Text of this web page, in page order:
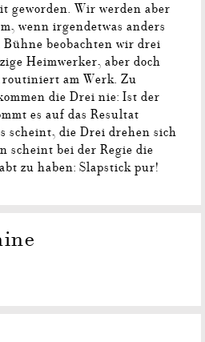
geworden. Wir werden aber
wenn irgendetwas anders
beobachten wir drei
Heimwerker, aber doch
am Werk. Zu
die Drei nie: Ist der
es auf das Resultat
scheint, die Drei drehen sich
scheint bei der Regie die
zu haben: Slapstick pur!